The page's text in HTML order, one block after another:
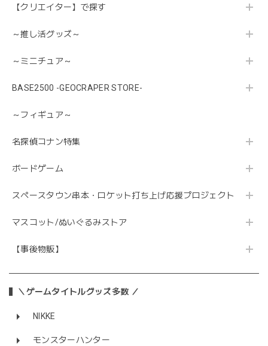
【クリエイター】で探す
～推し活グッズ～
～ミニチュア～
BASE2500 -GEOCRAPER STORE-
～フィギュア～
名探偵コナン特集
ボードゲーム
スペースタウン串本・ロケット打ち上げ応援プロジェクト
マスコット/ぬいぐるみストア
【事後物販】
＼ゲームタイトルグッズ多数 ／
NIKKE
モンスターハンター